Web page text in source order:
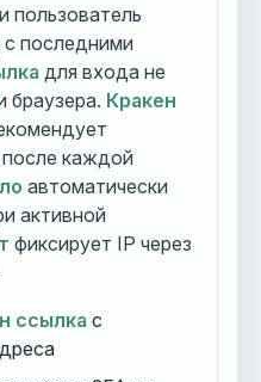
пользователь
последними
для входа не
браузера. Кракен
после каждой
автоматически
активной
фиксирует IP через
ссылка с